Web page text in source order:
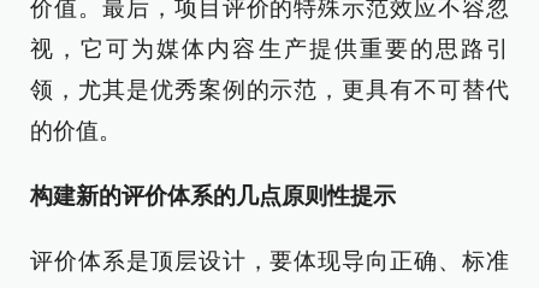
价值。最后，项目评价的特殊示范效应不容忽
视，它可为媒体内容生产提供重要的思路引
领，尤其是优秀案例的示范，更具有不可替代
的价值。
构建新的评价体系的几点原则性提示
评价体系是顶层设计，要体现导向正确、标准